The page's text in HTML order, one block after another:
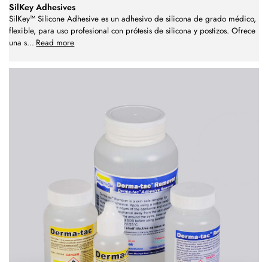
SilKey Adhesives
SilKey™ Silicone Adhesive es un adhesivo de silicona de grado médico,
flexible, para uso profesional con prótesis de silicona y postizos. Ofrece
una s... Read more